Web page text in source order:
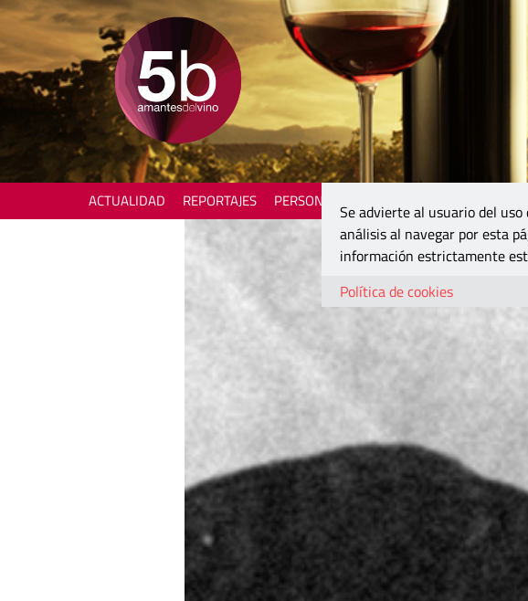
ACTUALIDAD REPORTAJES PERSONAJES
Se advierte al usuario del
análisis al navegar por esta
información estrictamente
Política de cookies